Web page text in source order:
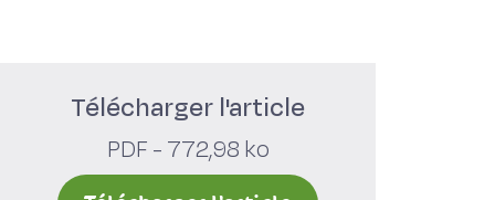
Télécharger l'article
PDF - 772,98 ko